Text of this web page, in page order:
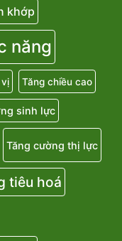
khớp
năng
Tăng chiều cao
sinh lực
Tăng cường thị lực
tiêu hoá